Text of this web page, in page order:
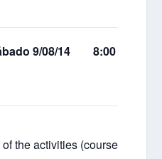
9/08/14 8:00 – 10:00
the activities (courses,